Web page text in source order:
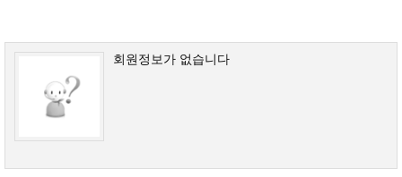
회원정보가 없습니다